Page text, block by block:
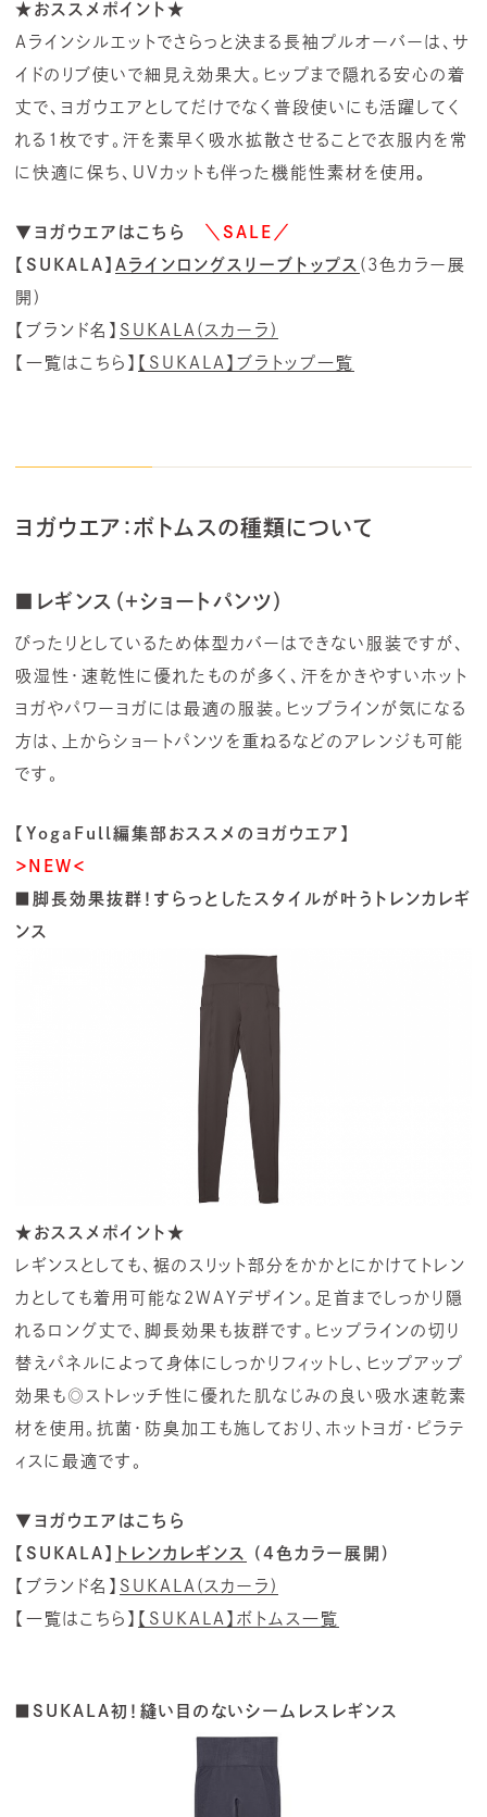
★おススメポイント★
Aラインシルエットでさらっと決まる長袖プルオーバーは、サ
イドのリブ使いで細見え効果大。ヒップまで隠れる安心の着
丈で、ヨガウエアとしてだけでなく普段使いにも活躍してく
れる1枚です。汗を素早く吸水拡散させることで衣服内を常
に快適に保ち、UVカットも伴った機能性素材を使用 。
▼ヨガウエアはこちら
＼SALE／
【SUKALA】 Aラインロングスリーブトップス (3色カラー展
開)
【ブランド名】 SUKALA(スカーラ)
【一覧はこちら】 【SUKALA】ブラトップ一覧
ヨガウエア：ボトムスの種類について
■レギンス（＋ショートパンツ）
ぴったりとしているため体型カバーはできない服装ですが、
吸湿性・速乾性に優れたものが多く、汗をかきやすいホット
ヨガやパワーヨガには最適の服装。ヒップラインが気になる
方は、上からショートパンツを重ねるなどのアレンジも可能
です。
【YogaFull編集部おススメのヨガウエア】
＞NEW＜
■脚長効果抜群！すらっとしたスタイルが叶うトレンカレギ
ンス
★おススメポイント★
レギンスとしても、裾のスリット部分をかかとにかけてトレン
カとしても着用可能な2WAYデザイン。足首までしっかり隠
れるロング丈で、脚長効果も抜群です。ヒップラインの切り
替えパネルによって身体にしっかりフィットし、ヒップアップ
効果も◎ストレッチ性に優れた肌なじみの良い吸水速乾素
材を使用。抗菌・防臭加工も施しており、ホットヨガ・ピラテ
ィスに最適です。
▼ヨガウエアはこちら
【SUKALA】
トレンカレギンス
(4色カラー展開)
【ブランド名】 SUKALA(スカーラ)
【一覧はこちら】 【SUKALA】ボトムス一覧
■SUKALA初！縫い目のないシームレスレギンス